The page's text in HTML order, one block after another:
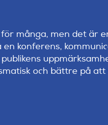
många, men det är
konferens,
och bättre på att